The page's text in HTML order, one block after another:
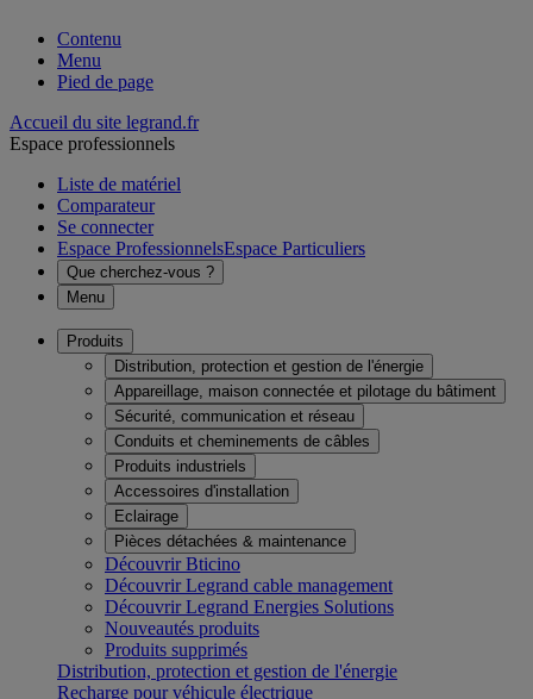
Contenu
Menu
Pied de page
Accueil du site legrand.fr
Espace professionnels
Liste de matériel
Comparateur
Se connecter
Espace ProfessionnelsEspace Particuliers
Que cherchez-vous ?
Menu
Produits
Distribution, protection et gestion de l'énergie
Appareillage, maison connectée et pilotage du bâtiment
Sécurité, communication et réseau
Conduits et cheminements de câbles
Produits industriels
Accessoires d'installation
Eclairage
Pièces détachées & maintenance
Découvrir Bticino
Découvrir Legrand cable management
Découvrir Legrand Energies Solutions
Nouveautés produits
Produits supprimés
Distribution, protection et gestion de l'énergie
Recharge pour véhicule électrique